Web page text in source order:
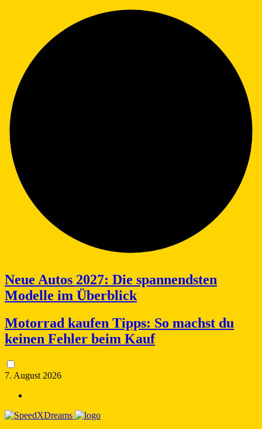
Neue Autos 2027: Die spannendsten
Modelle im Überblick
Motorrad kaufen Tipps: So machst du
keinen Fehler beim Kauf
7. August 2026